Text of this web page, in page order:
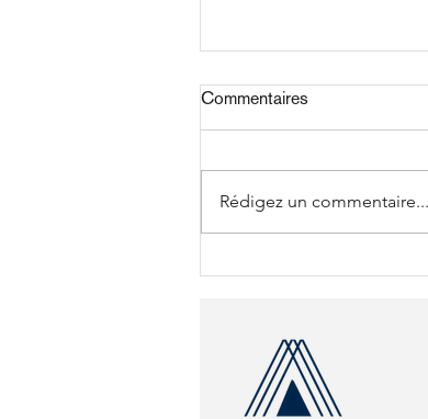
Commentaires
Rédigez un commentaire...